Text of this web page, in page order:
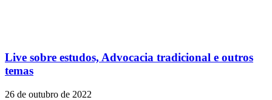
Live sobre estudos, Advocacia tradicional e outros
temas
26 de outubro de 2022